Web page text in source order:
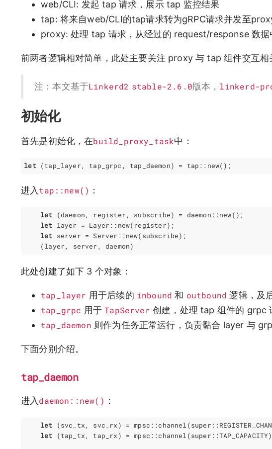
web/CLI: 发起 tap 请求，展示 tap 监控结果
tap: 将来自web/CLI的tap请求转为gRPC请求并发至
proxy: 处理 tap 请求，从经过的 request/response 数
前两者逻辑相对简单，此处主要关注 proxy 与 tap 组件交互
注：本文基于Linkerd2 stable-2.6.0版本， linkerd-
初始化
首先是初始化，在build_proxy_task中：
let (tap_layer , tap_grpc , tap_daemon) = tap :: new();
进入 tap::new() ：
let (daemon, register, subscribe) = daemon ::new();
let
layer = Layer :: new( register);
let
server = Server ::new( subscribe);
(layer, server , daemon)
此处创建了如下 3 个对象：
tap_layer 用于后续的 inbound 和 outbound 逻辑，及
tap_grpc 用于TapServer 创建，处理 tap 组件的 grpc
tap_daemon 则作为任务正常运行，负责黏合 layer 与
下面分别介绍。
tap_daemon
进入 daemon::new() ：
let (svc_tx , svc_rx ) = mpsc ::channel (super ::
let
(tap_tx , tap_rx ) = mpsc ::channel (super ::TAP_CAPACITY